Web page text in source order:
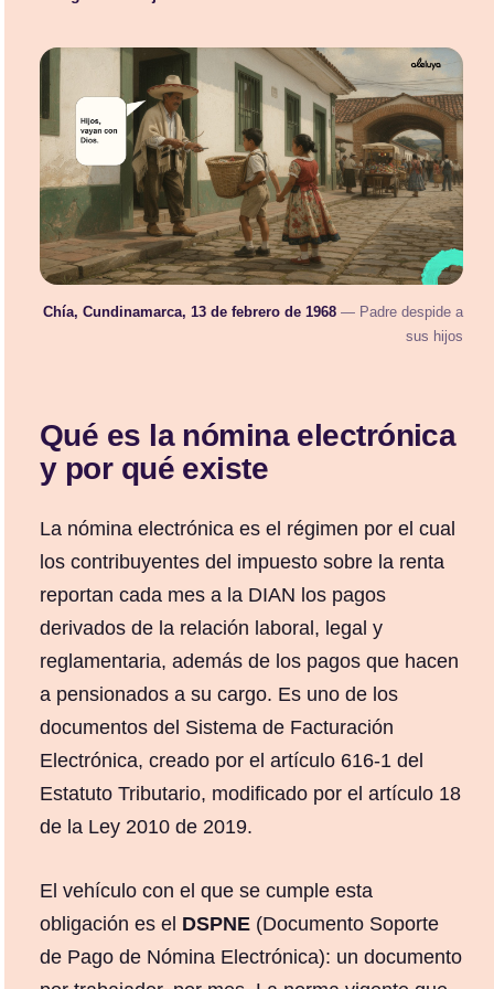
Chía, Cundinamarca, 13 de febrero de 1968 — Padre despide a
sus hijos
Qué es la nómina electrónica
y por qué existe
La nómina electrónica es el régimen por el cual
los contribuyentes del impuesto sobre la renta
reportan cada mes a la DIAN los pagos
derivados de la relación laboral, legal y
reglamentaria, además de los pagos que hacen
a pensionados a su cargo. Es uno de los
documentos del Sistema de Facturación
Electrónica, creado por el artículo 616-1 del
Estatuto Tributario, modificado por el artículo 18
de la Ley 2010 de 2019.
El vehículo con el que se cumple esta
obligación es el DSPNE (Documento Soporte
de Pago de Nómina Electrónica): un documento